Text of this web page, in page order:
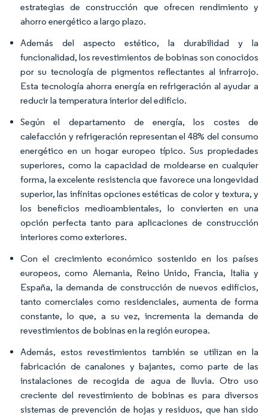
estrategias de construcción que ofrecen rendimiento y
ahorro energético a largo plazo.
Además del aspecto estético, la durabilidad y la
funcionalidad, los revestimientos de bobinas son conocidos
por su tecnología de pigmentos reflectantes al infrarrojo.
Esta tecnología ahorra energía en refrigeración al ayudar a
reducir la temperatura interior del edificio.
Según el departamento de energía, los costes de
calefacción y refrigeración representan el 48% del consumo
energético en un hogar europeo típico. Sus propiedades
superiores, como la capacidad de moldearse en cualquier
forma, la excelente resistencia que favorece una longevidad
superior, las infinitas opciones estéticas de color y textura, y
los beneficios medioambientales, lo convierten en una
opción perfecta tanto para aplicaciones de construcción
interiores como exteriores.
Con el crecimiento económico sostenido en los países
europeos, como Alemania, Reino Unido, Francia, Italia y
España, la demanda de construcción de nuevos edificios,
tanto comerciales como residenciales, aumenta de forma
constante, lo que, a su vez, incrementa la demanda de
revestimientos de bobinas en la región europea.
Además, estos revestimientos también se utilizan en la
fabricación de canalones y bajantes, como parte de las
instalaciones de recogida de agua de lluvia. Otro uso
creciente del revestimiento de bobinas es para diversos
sistemas de prevención de hojas y residuos, que han sido